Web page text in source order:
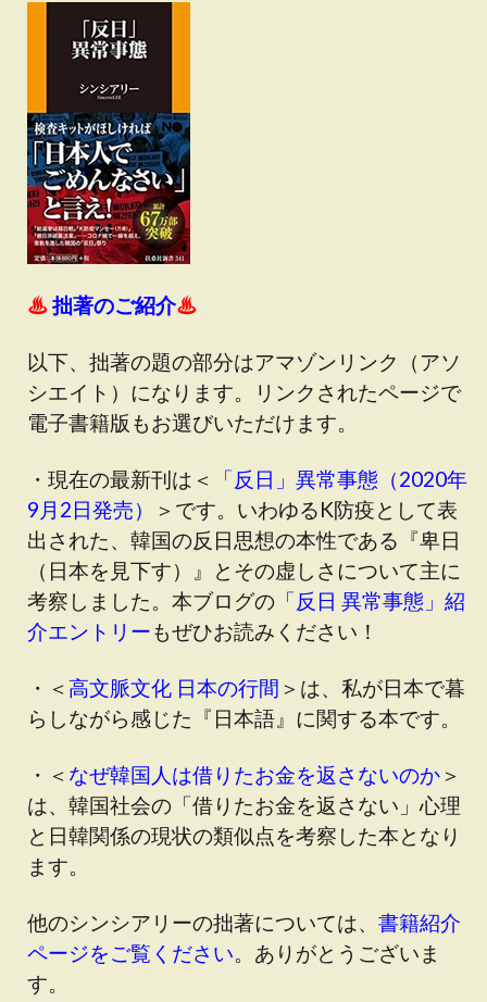
♨拙著のご紹介♨
以下、拙著の題の部分はアマゾンリンク（アソ
シエイト）になります。リンクされたページで
電子書籍版もお選びいただけます。
・現在の最新刊は＜
「反日」異常事態（2020年
9月2日発売）
＞です。いわゆるK防疫として表
出された、韓国の反日思想の本性である『卑日
（日本を見下す）』とその虚しさについて主に
考察しました。本ブログの 「反日 異常事態」紹
介エントリーもぜひお読みください！
・＜高文脈文化 日本の行間 ＞は、私が日本で暮
らしながら感じた『日本語』に関する本です。
・＜ なぜ韓国人は借りたお金を返さないのか＞
は、韓国社会の「借りたお金を返さない」心理
と日韓関係の現状の類似点を考察した本となり
ます。
他のシンシアリーの拙著については、 書籍紹介
ページをご覧ください。ありがとうございま
す。